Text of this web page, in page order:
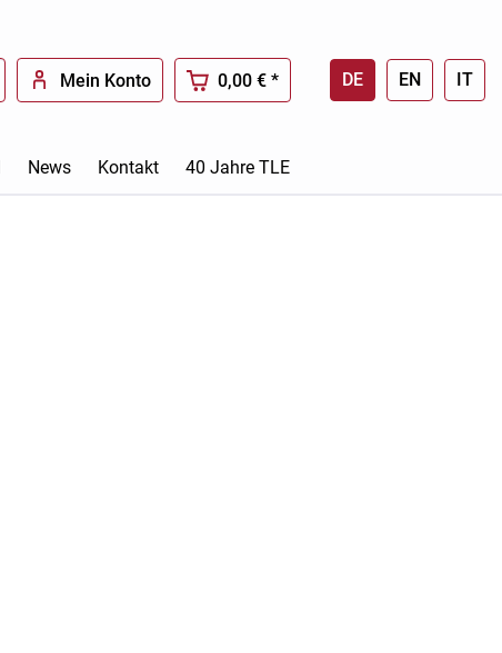
DE EN IT
Mein Konto 0,00 € *
News Kontakt 40 Jahre TLE